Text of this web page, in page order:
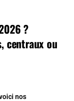
?
centraux ou
oici nos